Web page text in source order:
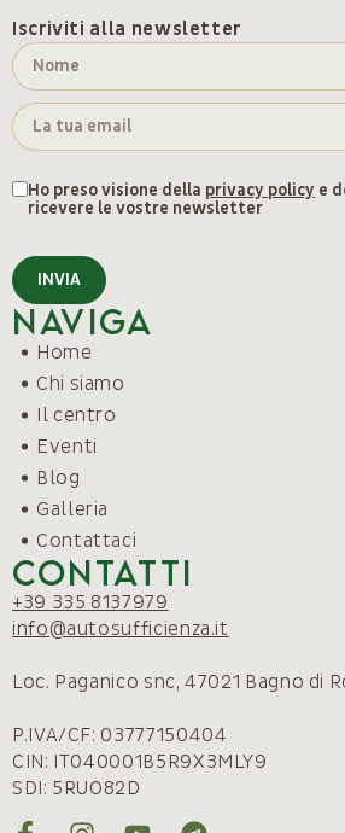
Iscriviti alla newsletter
Ho preso visione della privacy policy e
ricevere le vostre newsletter
INVIA
Naviga
Home
Chi siamo
Il centro
Eventi
Blog
Galleria
Contattaci
Contatti
+39 335 8137979
info@autosufficienza.it
Loc. Paganico snc, 47021 Bagno di
P.IVA/CF: 03777150404
CIN: IT040001B5R9X3MLY9
SDI: 5RUO82D